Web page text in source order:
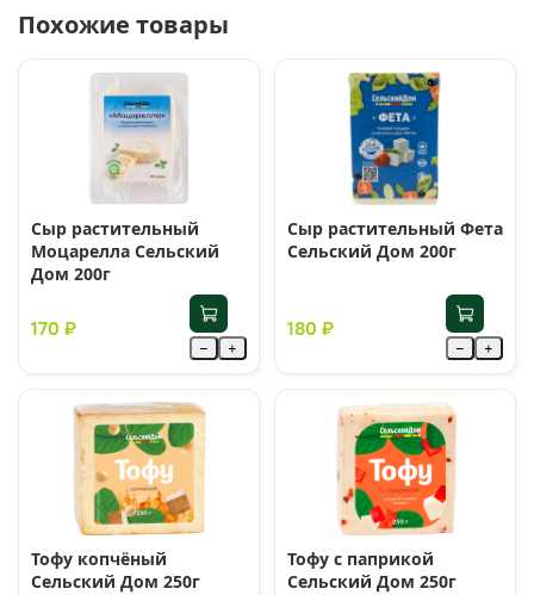
Похожие товары
Сыр растительный
Моцарелла Сельский
Дом 200г
170 ₽
− +
Сыр растительный Фета
Сельский Дом 200г
180 ₽
− +
Тофу копчёный
Сельский Дом 250г
Тофу с паприкой
Сельский Дом 250г